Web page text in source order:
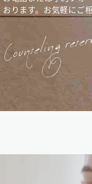
おります。 お気軽にご
Counseling